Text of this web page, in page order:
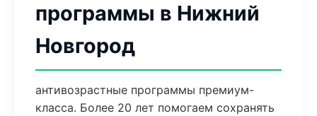
программы в Нижний
Новгород
антивозрастные программы премиум-
класса. Более 20 лет помогаем сохранять